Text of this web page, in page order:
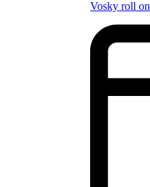
Vosky roll on